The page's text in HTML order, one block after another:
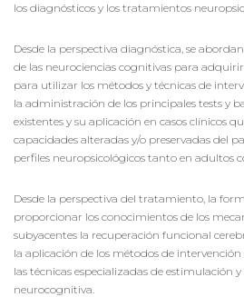
los diagnósticos y los tratamientos
Desde la perspectiva diagnóstica, se
de las neurociencias cognitivas para
para utilizar los métodos y técnicas de
la administración de los principales tests y
existentes y su aplicación en casos clínicos
capacidades alteradas y/o preservadas del
perfiles neuropsicológicos tanto en adultos
Desde la perspectiva del tratamiento, la
proporcionar los conocimientos de los
subyacentes la recuperación funcional
la aplicación de los métodos de
las técnicas especializadas de estimulación
neurocognitiva.